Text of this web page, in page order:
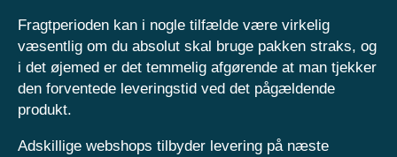
Fragtperioden kan i nogle tilfælde være virkelig
væsentlig om du absolut skal bruge pakken straks, og
i det øjemed er det temmelig afgørende at man tjekker
den forventede leveringstid ved det pågældende
produkt.
Adskillige webshops tilbyder levering på næste